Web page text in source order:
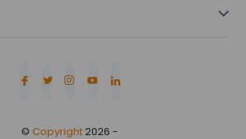
© Copyright 2026 -